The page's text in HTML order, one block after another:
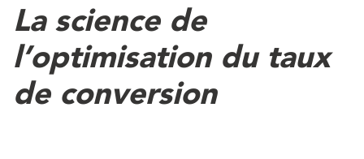
La science de
l’optimisation du taux
de conversion